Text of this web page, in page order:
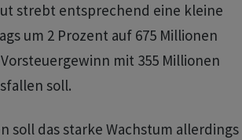
strebt entsprechend eine kleine
um 2 Prozent auf 675 Millionen
mit 355 Millionen
soll.
soll das starke Wachstum allerdings